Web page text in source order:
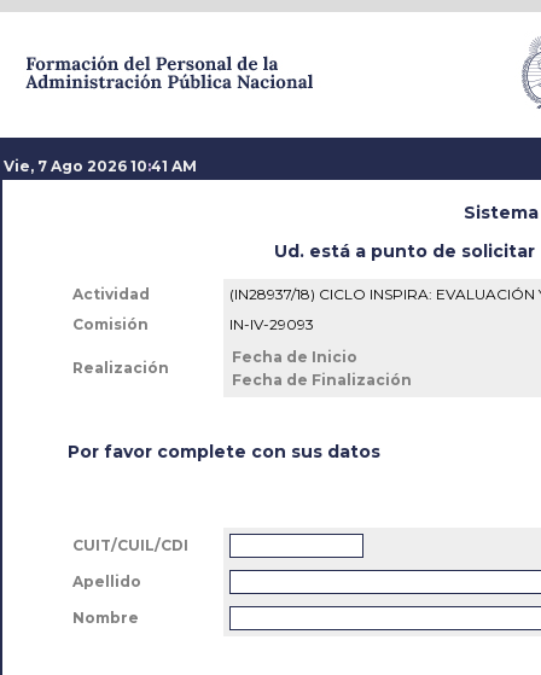
Vie, 7 Ago 2026 10:41 AM
Ud. está a punto de
Actividad
(IN28937/18) CICLO INSPIRA: EVALUACIÓN
Comisión
IN-IV-29093
Realización
Fecha de Inicio
Fecha de Finalización
Por favor complete con sus datos
CUIT/CUIL/CDI
Apellido
Nombre